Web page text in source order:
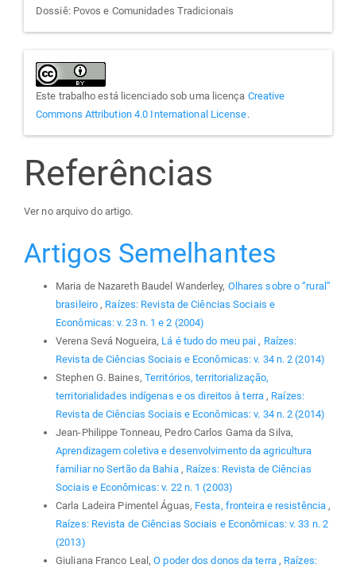
Dossiê: Povos e Comunidades Tradicionais
Este trabalho está licenciado sob uma licença Creative
Commons Attribution 4.0 International License.
Referências
Ver no arquivo do artigo.
Artigos Semelhantes
Maria de Nazareth Baudel Wanderley, Olhares sobre o “rural”
brasileiro, Raízes: Revista de Ciências Sociais e
Econômicas: v. 23 n. 1 e 2 (2004)
Verena Sevá Nogueira, Lá é tudo do meu pai, Raízes:
Revista de Ciências Sociais e Econômicas: v. 34 n. 2 (2014)
Stephen G. Baines, Territórios, territorialização,
territorialidades indígenas e os direitos à terra, Raízes:
Revista de Ciências Sociais e Econômicas: v. 34 n. 2 (2014)
Jean-Philippe Tonneau, Pedro Carlos Gama da Silva,
Aprendizagem coletiva e desenvolvimento da agricultura
familiar no Sertão da Bahia , Raízes: Revista de Ciências
Sociais e Econômicas: v. 22 n. 1 (2003)
Carla Ladeira Pimentel Águas, Festa, fronteira e resistência,
Raízes: Revista de Ciências Sociais e Econômicas: v. 33 n. 2
(2013)
Giuliana Franco Leal,O poder dos donos da terra , Raízes: